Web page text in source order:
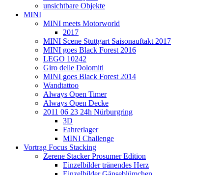
unsichtbare Objekte
MINI
MINI meets Motorworld
2017
MINI Scene Stuttgart Saisonauftakt 2017
MINI goes Black Forest 2016
LEGO 10242
Giro delle Dolomiti
MINI goes Black Forest 2014
Wandtattoo
Always Open Timer
Always Open Decke
2011 06 23 24h Nürburgring
3D
Fahrerlager
MINI Challenge
Vortrag Focus Stacking
Zerene Stacker Prosumer Edition
Einzelbilder tränendes Herz